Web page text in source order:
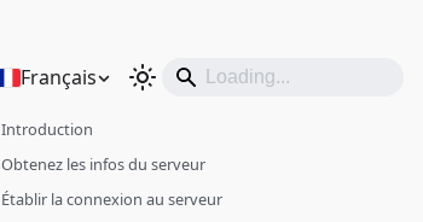
Français
Introduction
Obtenez les infos du serveur
Établir la connexion au serveur